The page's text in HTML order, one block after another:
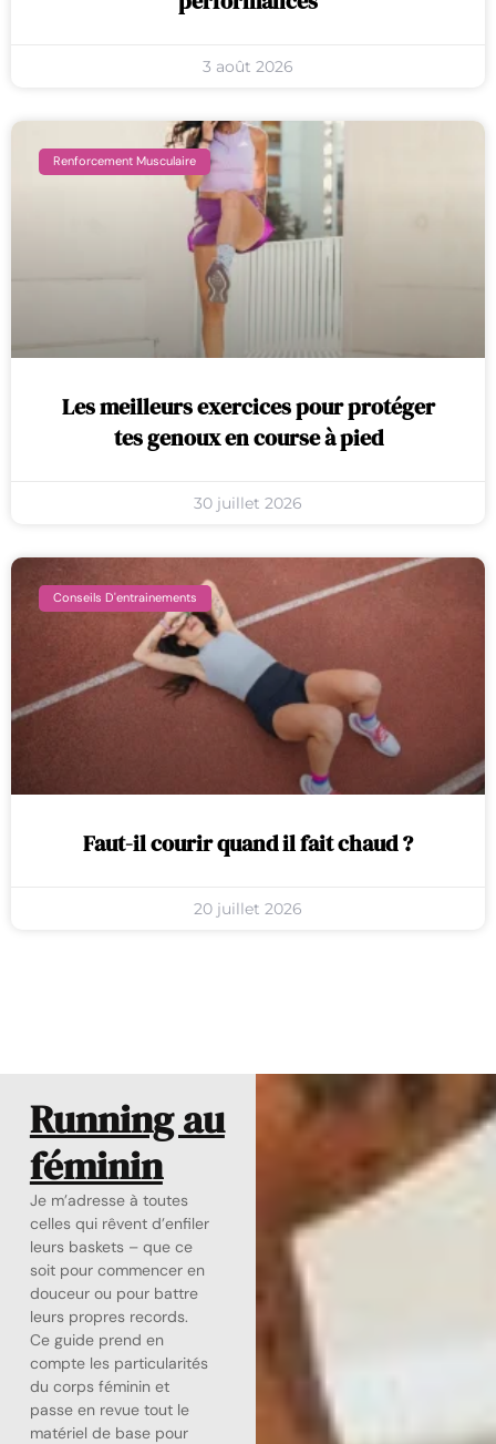
3 août 2026
Renforcement Musculaire
Les meilleurs exercices pour protéger
tes genoux en course à pied
30 juillet 2026
Conseils D'entrainements
Faut-il courir quand il fait chaud ?
20 juillet 2026
Running au
féminin
Je m’adresse à toutes
celles qui rêvent d’enfiler
leurs baskets – que ce
soit pour commencer en
douceur ou pour battre
leurs propres records.
Ce guide prend en
compte les particularités
du corps féminin et
passe en revue tout le
matériel de base pour